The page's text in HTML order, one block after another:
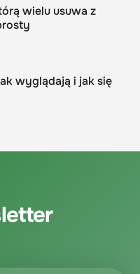
wielu usuwa z
wyglądają i jak się